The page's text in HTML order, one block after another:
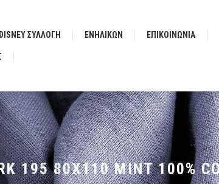
DISNEY ΣΥΛΛΟΓΗ ΕΝΗΛΙΚΩΝ ΕΠΙΚΟΙΝΩΝΊΑ
195 80X110 MINT 100%